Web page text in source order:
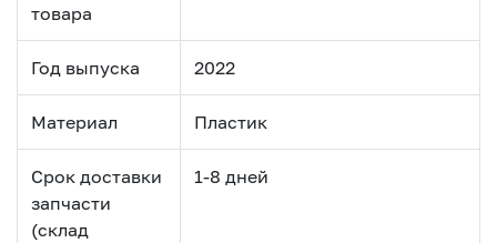
товара
Год выпуска 2022
Материал Пластик
Срок доставки
запчасти
(склад
1-8 дней